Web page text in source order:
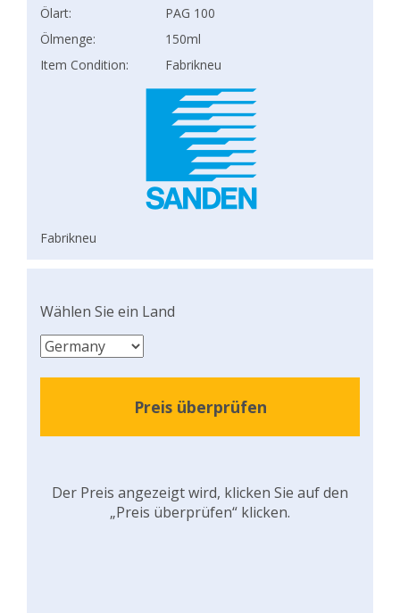
Ölart:
PAG 100
Ölmenge:
150ml
Item Condition:
Fabrikneu
Fabrikneu
Wählen Sie ein Land
Preis überprüfen
Der Preis angezeigt wird, klicken Sie auf den
„Preis überprüfen“ klicken.